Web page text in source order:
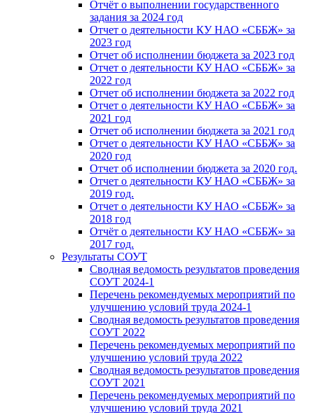
Отчёт о выполнении государственного
задания за 2024 год
Отчет о деятельности КУ НАО «СББЖ» за
2023 год
Отчет об исполнении бюджета за 2023 год
Отчет о деятельности КУ НАО «СББЖ» за
2022 год
Отчет об исполнении бюджета за 2022 год
Отчет о деятельности КУ НАО «СББЖ» за
2021 год
Отчет об исполнении бюджета за 2021 год
Отчет о деятельности КУ НАО «СББЖ» за
2020 год
Отчет об исполнении бюджета за 2020 год.
Отчет о деятельности КУ НАО «СББЖ» за
2019 год.
Отчет о деятельности КУ НАО «СББЖ» за
2018 год
Отчёт о деятельности КУ НАО «СББЖ» за
2017 год.
Результаты СОУТ
Сводная ведомость результатов проведения
СОУТ 2024-1
Перечень рекомендуемых мероприятий по
улучшению условий труда 2024-1
Сводная ведомость результатов проведения
СОУТ 2022
Перечень рекомендуемых мероприятий по
улучшению условий труда 2022
Сводная ведомость результатов проведения
СОУТ 2021
Перечень рекомендуемых мероприятий по
улучшению условий труда 2021